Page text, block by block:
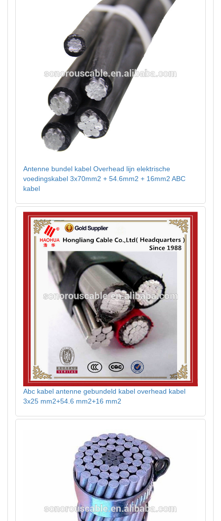
Antenne bundel kabel Overhead lijn elektrische
voedingskabel 3x70mm2 + 54.6mm2 + 16mm2 ABC
kabel
Abc kabel antenne gebundeld kabel overhead kabel
3x25 mm2+54.6 mm2+16 mm2